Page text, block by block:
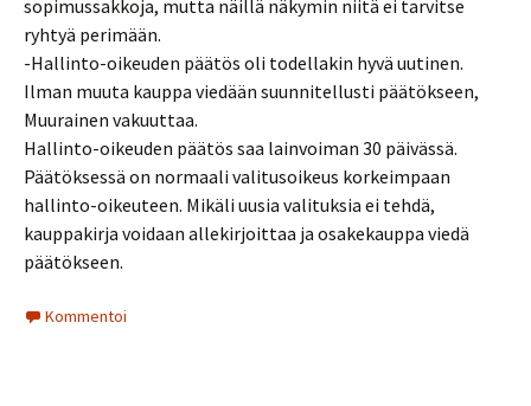
sopimussakkoja, mutta näillä näkymin niitä ei tarvitse
ryhtyä perimään.
-Hallinto-oikeuden päätös oli todellakin hyvä uutinen.
Ilman muuta kauppa viedään suunnitellusti päätökseen,
Muurainen vakuuttaa.
Hallinto-oikeuden päätös saa lainvoiman 30 päivässä.
Päätöksessä on normaali valitusoikeus korkeimpaan
hallinto-oikeuteen. Mikäli uusia valituksia ei tehdä,
kauppakirja voidaan allekirjoittaa ja osakekauppa viedä
päätökseen.
Kommentoi